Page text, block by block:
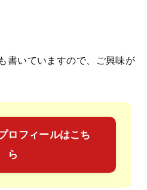
書いていますので、ご興味が
ロフィールはこち
ら